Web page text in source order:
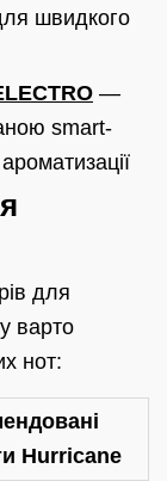
швидкого
—
smart-
для
варто
нот:
Hurricane